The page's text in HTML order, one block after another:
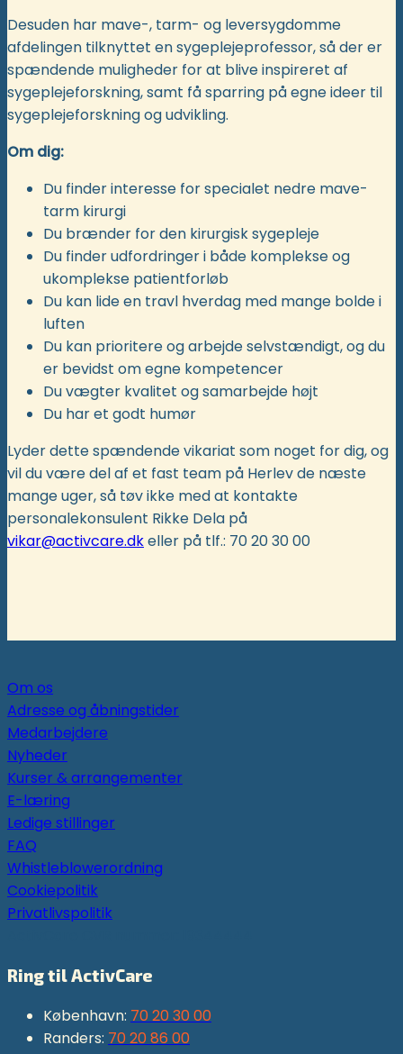
Desuden har mave-, tarm- og leversygdomme
afdelingen tilknyttet en sygeplejeprofessor, så der er
spændende muligheder for at blive inspireret af
sygeplejeforskning, samt få sparring på egne ideer til
sygeplejeforskning og udvikling.
Om dig:
Du finder interesse for specialet nedre mave-
tarm kirurgi
Du brænder for den kirurgisk sygepleje
Du finder udfordringer i både komplekse og
ukomplekse patientforløb
Du kan lide en travl hverdag med mange bolde i
luften
Du kan prioritere og arbejde selvstændigt, og du
er bevidst om egne kompetencer
Du vægter kvalitet og samarbejde højt
Du har et godt humør
Lyder dette spændende vikariat som noget for dig, og
vil du være del af et fast team på Herlev de næste
mange uger, så tøv ikke med at kontakte
personalekonsulent Rikke Dela på
vikar@activcare.dkeller på tlf.: 70 20 30 00
Om os
Adresse og åbningstider
Medarbejdere
Nyheder
Kurser & arrangementer
E-læring
Ledige stillinger
FAQ
Whistleblowerordning
Cookiepolitik
Privatlivspolitik
Ring til ActivCare
København: 70 20 30 00
Randers: 70 20 86 00